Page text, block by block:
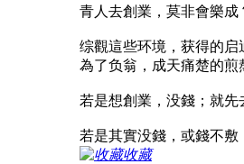
青人去創業，莫非會樂成
综觀這些环境，获得的
為了负翁，成天痛楚的煎
若是想創業，没錢；就
若是其實没錢，或錢不敷
收藏